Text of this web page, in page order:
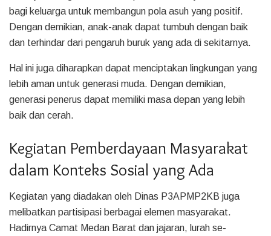
bagi keluarga untuk membangun pola asuh yang positif.
Dengan demikian, anak-anak dapat tumbuh dengan baik
dan terhindar dari pengaruh buruk yang ada di sekitarnya.
Hal ini juga diharapkan dapat menciptakan lingkungan yang
lebih aman untuk generasi muda. Dengan demikian,
generasi penerus dapat memiliki masa depan yang lebih
baik dan cerah.
Kegiatan Pemberdayaan Masyarakat
dalam Konteks Sosial yang Ada
Kegiatan yang diadakan oleh Dinas P3APMP2KB juga
melibatkan partisipasi berbagai elemen masyarakat.
Hadirnya Camat Medan Barat dan jajaran, lurah se-